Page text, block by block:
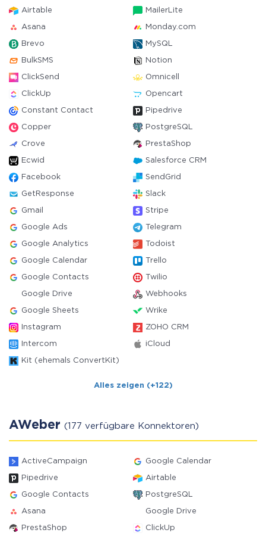
Airtable MailerLite
Asana Monday.com
Brevo MySQL
BulkSMS Notion
ClickSend Omnicell
ClickUp Opencart
Constant Contact Pipedrive
Copper PostgreSQL
Crove PrestaShop
Ecwid Salesforce CRM
Facebook SendGrid
GetResponse Slack
Gmail Stripe
Google Ads Telegram
Google Analytics Todoist
Google Calendar Trello
Google Contacts Twilio
Google Drive Webhooks
Google Sheets Wrike
Instagram ZOHO CRM
Intercom iCloud
Kit (ehemals ConvertKit)
Alles zeigen (+122)
AWeber (177 verfügbare Konnektoren)
ActiveCampaign Google Calendar
Pipedrive Airtable
Google Contacts PostgreSQL
Asana Google Drive
PrestaShop ClickUp